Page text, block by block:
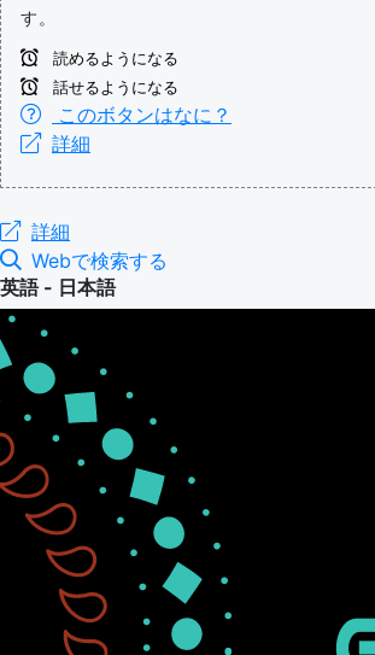
す。
読めるようになる
話せるようになる
このボタンはなに？
詳細
詳細
Webで検索する
英語 - 日本語